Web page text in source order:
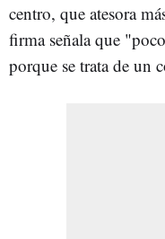
centro, que atesora
firma señala que
porque se trata de un